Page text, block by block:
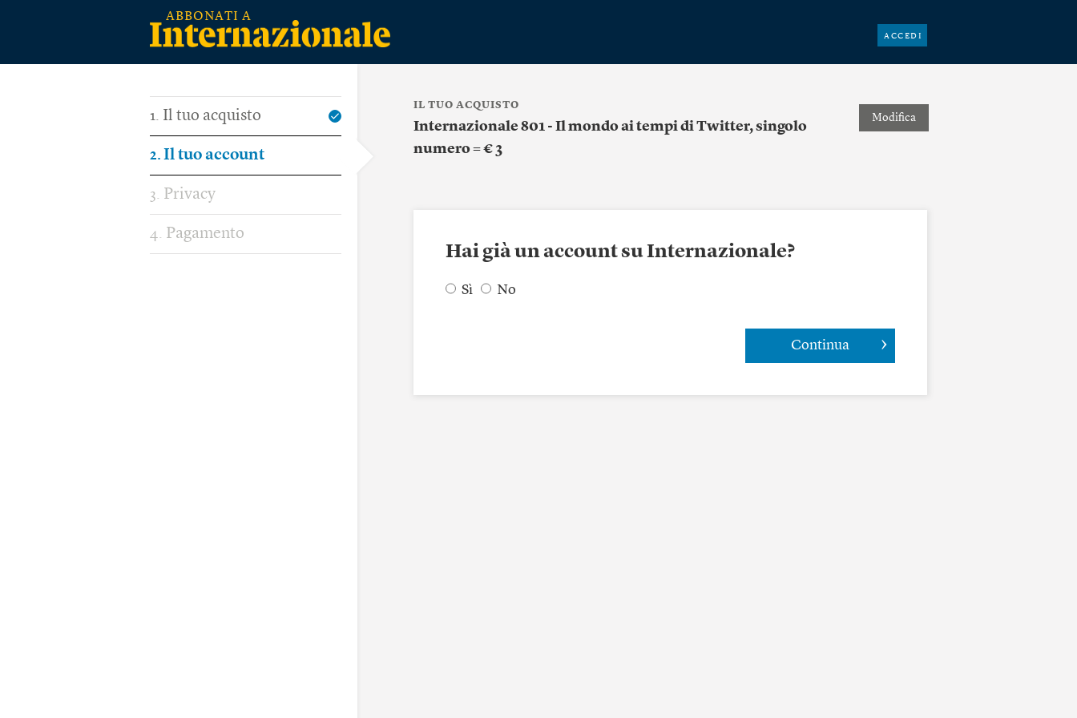
ACCEDI
1 Il tuo acquisto
2 Il tuo account
3 Privacy
4 Pagamento
IL TUO ACQUISTO
Internazionale 801 - Il mondo ai tempi di Twitter, singolo
numero = € 3
Modifica
Hai già un account su Internazionale?
Sì No
Continua